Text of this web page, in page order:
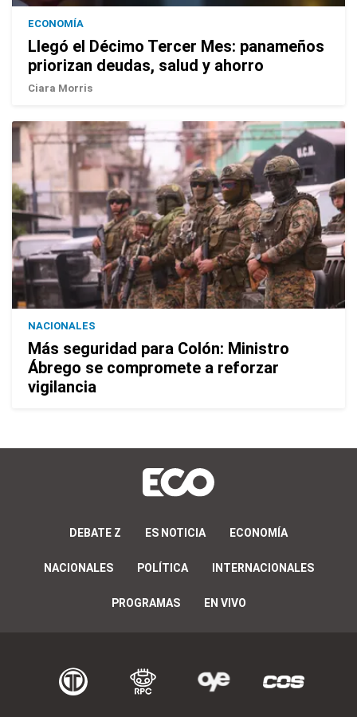
ECONOMÍA
Llegó el Décimo Tercer Mes: panameños
priorizan deudas, salud y ahorro
Ciara Morris
NACIONALES
Más seguridad para Colón: Ministro
Ábrego se compromete a reforzar
vigilancia
DEBATE Z ES NOTICIA ECONOMÍA
NACIONALES POLÍTICA INTERNACIONALES
PROGRAMAS EN VIVO